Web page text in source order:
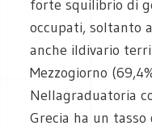
forte squilibrio di
occupati, soltanto
anche ildivario
Mezzogiorno
Nellagraduatoria
Grecia ha un